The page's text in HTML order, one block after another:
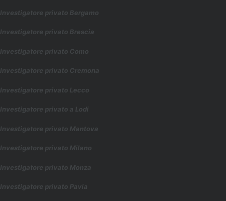
Investigatore privato Bergamo
Investigatore privato Brescia
Investigatore privato Como
Investigatore privato Cremona
Investigatore privato Lecco
Investigatore privato a Lodi
Investigatore privato Mantova
Investigatore privato Milano
Investigatore privato Monza
Investigatore privato Pavia